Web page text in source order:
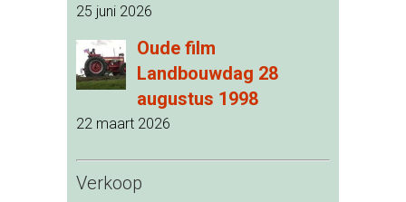
25 juni 2026
Oude film
Landbouwdag 28
augustus 1998
22 maart 2026
Verkoop